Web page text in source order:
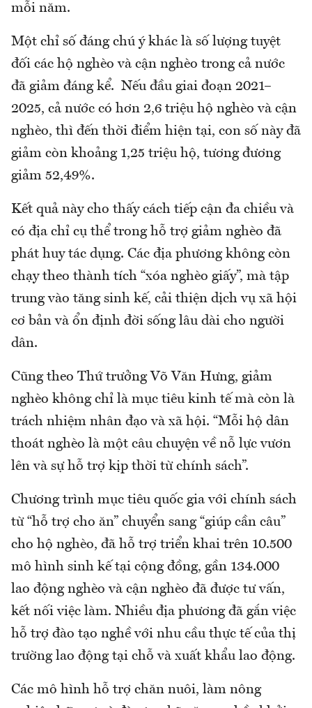
mỗi năm.
Một chỉ số đáng chú ý khác là số lượng tuyệt
đối các hộ nghèo và cận nghèo trong cả nước
đã giảm đáng kể. Nếu đầu giai đoạn 2021–
2025, cả nước có hơn 2,6 triệu hộ nghèo và cận
nghèo, thì đến thời điểm hiện tại, con số này đã
giảm còn khoảng 1,25 triệu hộ, tương đương
giảm 52,49%.
Kết quả này cho thấy cách tiếp cận đa chiều và
có địa chỉ cụ thể trong hỗ trợ giảm nghèo đã
phát huy tác dụng. Các địa phương không còn
chạy theo thành tích “xóa nghèo giấy”, mà tập
trung vào tăng sinh kế, cải thiện dịch vụ xã hội
cơ bản và ổn định đời sống lâu dài cho người
dân.
Cũng theo Thứ trưởng Võ Văn Hưng, giảm
nghèo không chỉ là mục tiêu kinh tế mà còn là
trách nhiệm nhân đạo và xã hội. “Mỗi hộ dân
thoát nghèo là một câu chuyện về nỗ lực vươn
lên và sự hỗ trợ kịp thời từ chính sách”.
Chương trình mục tiêu quốc gia với chính sách
từ “hỗ trợ cho ăn” chuyển sang “giúp cần câu”
cho hộ nghèo, đã hỗ trợ triển khai trên 10.500
mô hình sinh kế tại cộng đồng, gần 134.000
lao động nghèo và cận nghèo đã được tư vấn,
kết nối việc làm. Nhiều địa phương đã gắn việc
hỗ trợ đào tạo nghề với nhu cầu thực tế của thị
trường lao động tại chỗ và xuất khẩu lao động.
Các mô hình hỗ trợ chăn nuôi, làm nông